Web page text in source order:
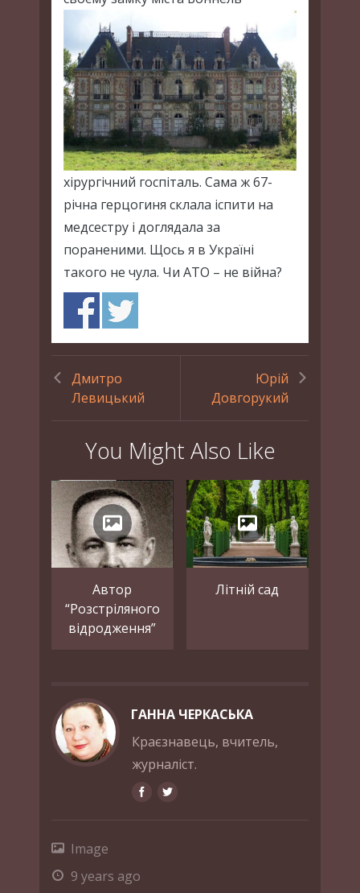
хірургічний госпіталь. Сама ж 67-
річна герцогиня склала іспити на
медсестру і доглядала за
пораненими. Щось я в Україні
такого не чула. Чи АТО – не війна?
Дмитро
Левицький
Юрій
Довгорукий
You Might Also Like
Автор
“Розстріляного
відродження”
Літній сад
ГАННА ЧЕРКАСЬКА
Краєзнавець, вчитель,
журналіст.
Image
9 years ago